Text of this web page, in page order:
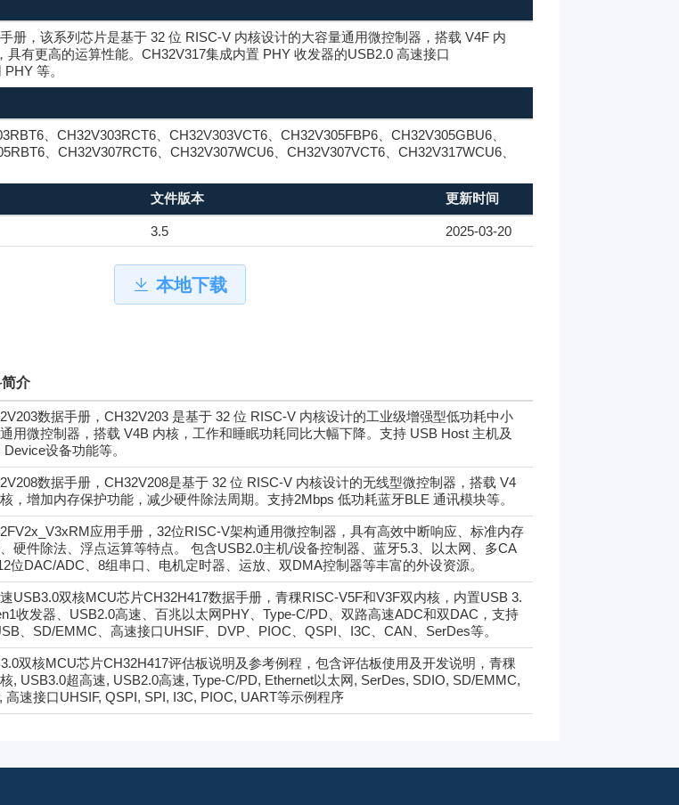
册，该系列芯片是基于 32 位 RISC-V 内核设计的大容量通用微控制器，搭载 V4F 内
具有更高的运算性能。CH32V317集成内置 PHY 收发器的USB2.0 高速接口
等。
、CH32V303RCT6、CH32V303VCT6、CH32V305FBP6、CH32V305GBU6、
、CH32V307RCT6、CH32V307WCU6、CH32V307VCT6、CH32V317WCU6、
文件版本 更新时间
3.5 2025-03-20
本地下载
介
数据手册，CH32V203 是基于 32 位 RISC-V 内核设计的工业级增强型低功耗中小
用微控制器，搭载 V4B 内核，工作和睡眠功耗同比大幅下降。支持 USB Host 主机及
Device设备功能等。
数据手册，CH32V208是基于 32 位 RISC-V 内核设计的无线型微控制器，搭载 V4
，增加内存保护功能，减少硬件除法周期。支持2Mbps 低功耗蓝牙BLE 通讯模块等。
应用手册，32位RISC-V架构通用微控制器，具有高效中断响应、标准内存
硬件除法、浮点运算等特点。 包含USB2.0主机/设备控制器、蓝牙5.3、以太网、多CA
位DAC/ADC、8组串口、电机定时器、运放、双DMA控制器等丰富的外设资源。
USB3.0双核MCU芯片CH32H417数据手册，青稞RISC-V5F和V3F双内核，内置USB 3.
收发器、USB2.0高速、百兆以太网PHY、Type-C/PD、双路高速ADC和双DAC，支持
、SD/EMMC、高速接口UHSIF、DVP、PIOC、QSPI、I3C、CAN、SerDes等。
双核MCU芯片CH32H417评估板说明及参考例程，包含评估板使用及开发说明，青稞
, USB3.0超高速, USB2.0高速, Type-C/PD, Ethernet以太网, SerDes, SDIO, SD/EMMC,
高速接口UHSIF, QSPI, SPI, I3C, PIOC, UART等示例程序